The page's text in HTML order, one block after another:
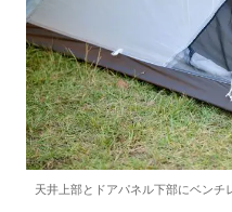
天井上部とドアパネル下部にベン